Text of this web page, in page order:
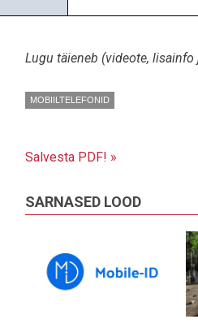
Lugu täieneb (videote, lisainfo
MOBIILTELEFONID
Salvesta PDF! »
SARNASED LOOD